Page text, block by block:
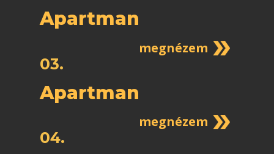
Apartman
megnézem
03.
Apartman
megnézem
04.